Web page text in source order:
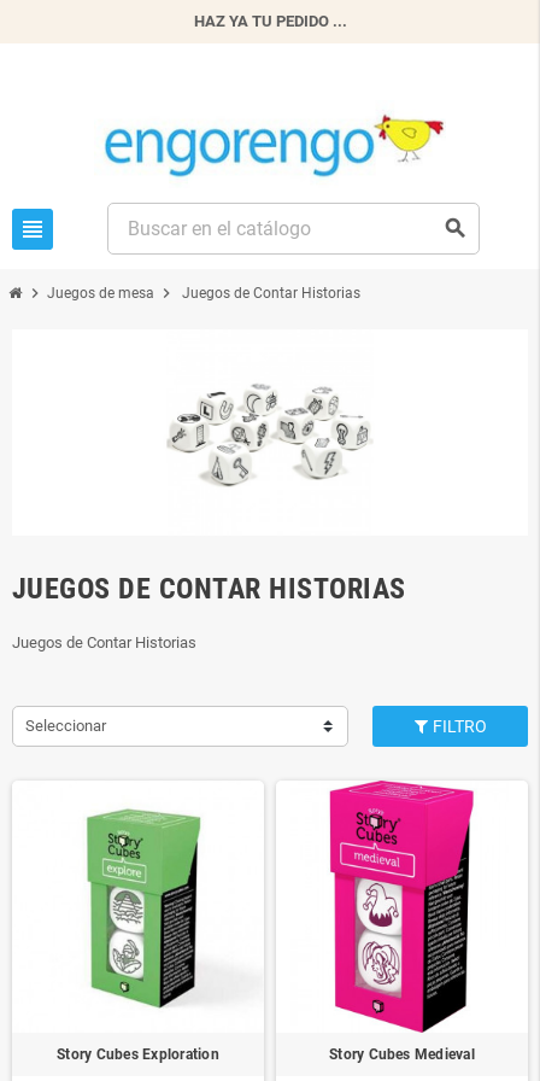
HAZ YA TU PEDIDO ...
view_headline search
chevron_right Juegos de mesa chevron_right Juegos de Contar Historias
JUEGOS DE CONTAR HISTORIAS
Juegos de Contar Historias
Seleccionar FILTRO
Story Cubes Exploration Story Cubes Medieval